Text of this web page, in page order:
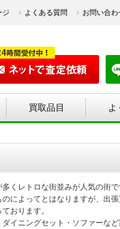
ジ よくある質問 お問い合わ
買取品目 よ
くレトロな街並みが人気の街で
によってとはなりますが、出
おります。
イニングセット・ソファーな